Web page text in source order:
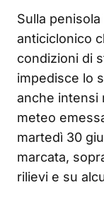
Sulla
anticiclonico
condizioni di
impedisce lo
anche intensi
meteo
martedì 30
marcata,
rilievi e su